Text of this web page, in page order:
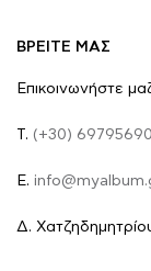
ΒΡΕΙΤΕ ΜΑΣ
Επικοινωνήστε
Τ. (+30)
E.
Δ.